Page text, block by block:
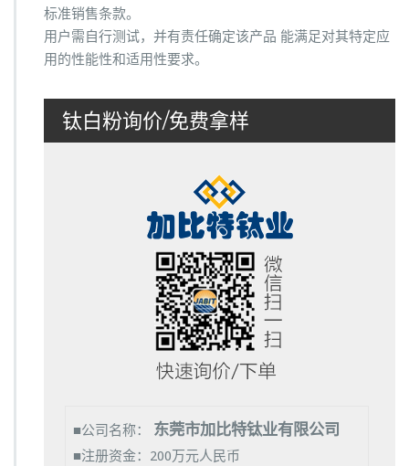
标准销售条款。
用户需自行测试，并有责任确定该产品 能满足对其特定应
用的性能性和适用性要求。
钛白粉询价/免费拿样
■公司名称： 东莞市加比特钛业有限公司
■注册资金：200万元人民币